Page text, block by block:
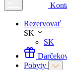
Rezervovať
SK
SK
Pobyty